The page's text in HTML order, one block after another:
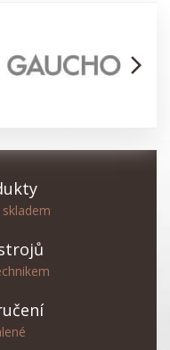
arrow_forward_ios